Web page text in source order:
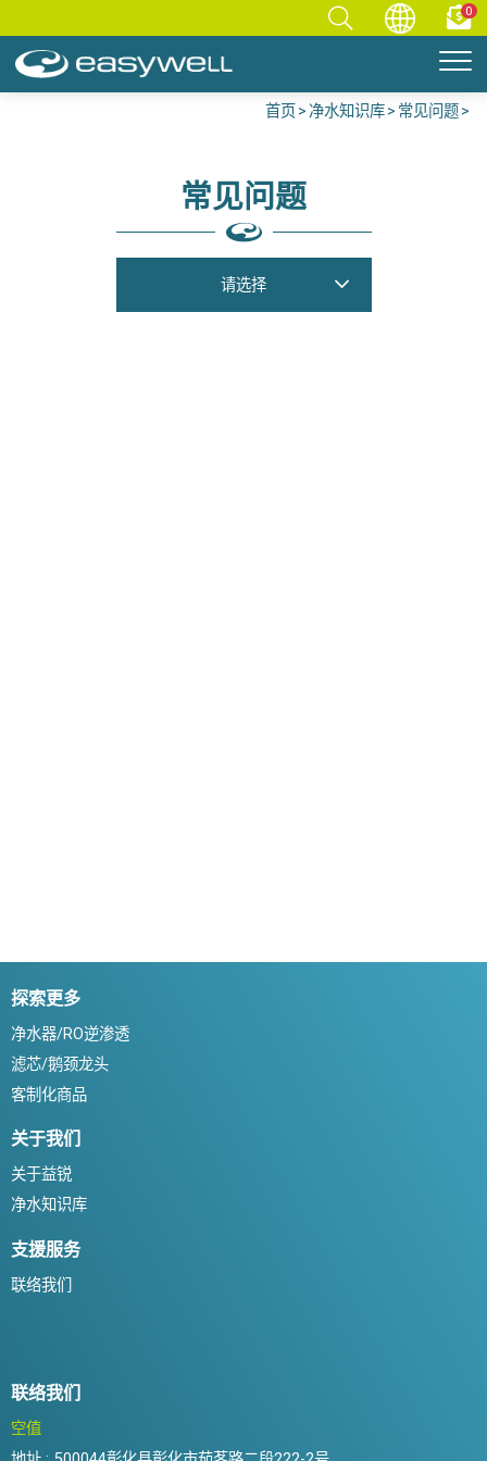
0
首页 净水知识库 常见问题
常见问题
请选择
探索更多
净水器/RO逆渗透
滤芯/鹅颈龙头
客制化商品
关于我们
关于益锐
净水知识库
支援服务
联络我们
联络我们
空值